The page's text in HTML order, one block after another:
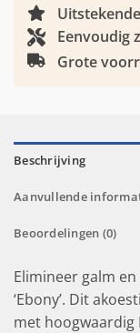
Eenvoudig
Grote
Beschrijving
Aanvullende
Beoordelingen (0)
Elimineer galm
‘Ebony’. Dit
met hoogwaardig